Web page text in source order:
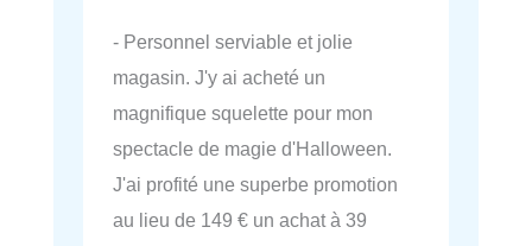
- Personnel serviable et jolie
magasin. J'y ai acheté un
magnifique squelette pour mon
spectacle de magie d'Halloween.
J'ai profité une superbe promotion
au lieu de 149 € un achat à 39